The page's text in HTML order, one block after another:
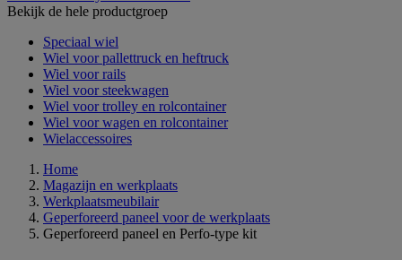
Bekijk de hele productgroep
Speciaal wiel
Wiel voor pallettruck en heftruck
Wiel voor rails
Wiel voor steekwagen
Wiel voor trolley en rolcontainer
Wiel voor wagen en rolcontainer
Wielaccessoires
Home
Magazijn en werkplaats
Werkplaatsmeubilair
Geperforeerd paneel voor de werkplaats
Geperforeerd paneel en Perfo-type kit